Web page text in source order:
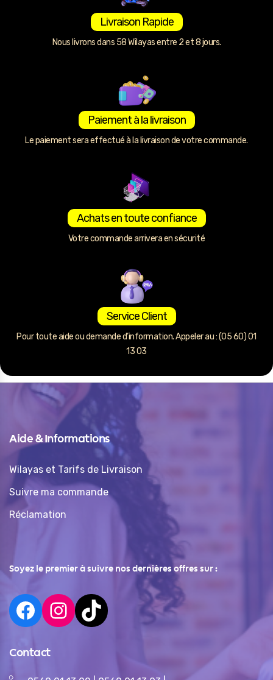
Livraison Rapide
Nous livrons dans 58 Wilayas entre 2 et 8 jours.
Paiement à la livraison
Le paiement sera effectué à la livraison de votre commande.
Achats en toute confiance
Votre commande arrivera en sécurité
Service Client
Pour toute aide ou demande d’information. Appeler au : (05 60) 01
13 03
Aide & Informations
Wilayas et Tarifs de Livraison
Suivre ma commande
Réclamation
Soyez le premier à suivre nos dernières offres sur :
Contact